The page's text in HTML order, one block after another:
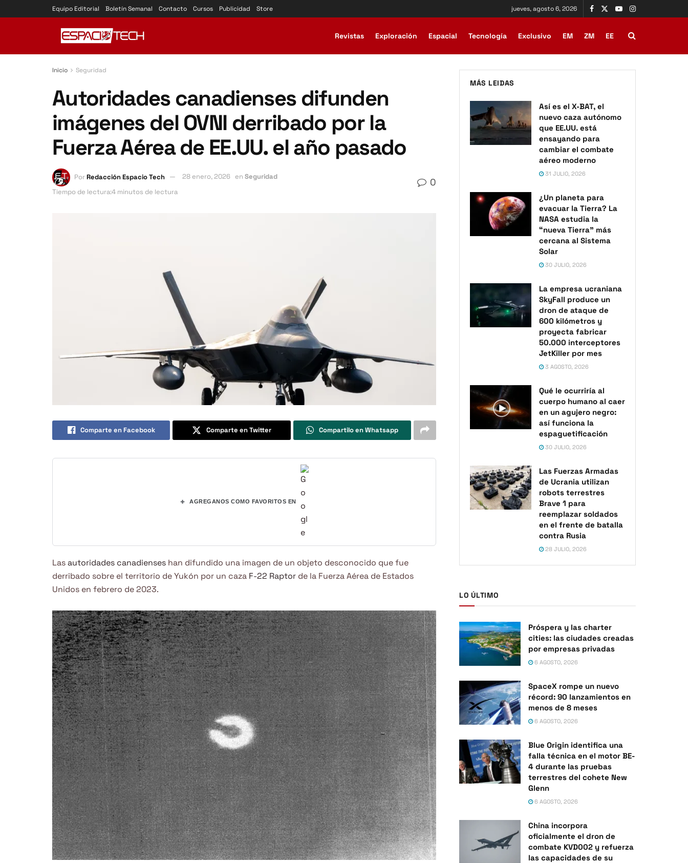
Equipo Editorial Boletín Semanal Contacto Cursos Publicidad Store jueves, agosto 6, 2026
Revistas Exploración Espacial Tecnología Exclusivo EM ZM EE
Inicio Seguridad
Autoridades canadienses difunden
imágenes del OVNI derribado por la
Fuerza Aérea de EE.UU. el año pasado
PorRedacción Espacio Tech 28 enero, 2026 en Seguridad
Tiempo de lectura:4 minutos de lectura
0
Comparte en Facebook Comparte en Twitter Compartilo en Whatsapp
+ AGREGANOS COMO FAVORITOS EN
Lasautoridades canadienses han difundido una imagen de un objeto desconocido que fue
derribado sobre el territorio de Yukón por un caza F-22 Raptor de la Fuerza Aérea de Estados
Unidos en febrero de 2023.
MÁS LEIDAS
Así es el X-BAT, el
nuevo caza autónomo
que EE.UU. está
ensayando para
cambiar el combate
aéreo moderno
31 JULIO, 2026
¿Un planeta para
evacuar la Tierra? La
NASA estudia la
“nueva Tierra” más
cercana al Sistema
Solar
30 JULIO, 2026
La empresa ucraniana
SkyFall produce un
dron de ataque de
600 kilómetros y
proyecta fabricar
50.000 interceptores
JetKiller por mes
3 AGOSTO, 2026
Qué le ocurriría al
cuerpo humano al caer
en un agujero negro:
así funciona la
espaguetificación
30 JULIO, 2026
Las Fuerzas Armadas
de Ucrania utilizan
robots terrestres
Brave 1 para
reemplazar soldados
en el frente de batalla
contra Rusia
28 JULIO, 2026
LO ÚLTIMO
Próspera y las charter
cities: las ciudades creadas
por empresas privadas
6 AGOSTO, 2026
SpaceX rompe un nuevo
récord: 90 lanzamientos en
menos de 8 meses
6 AGOSTO, 2026
Blue Origin identifica una
falla técnica en el motor BE-
4 durante las pruebas
terrestres del cohete New
Glenn
6 AGOSTO, 2026
China incorpora
oficialmente el dron de
combate KVD002 y refuerza
las capacidades de su